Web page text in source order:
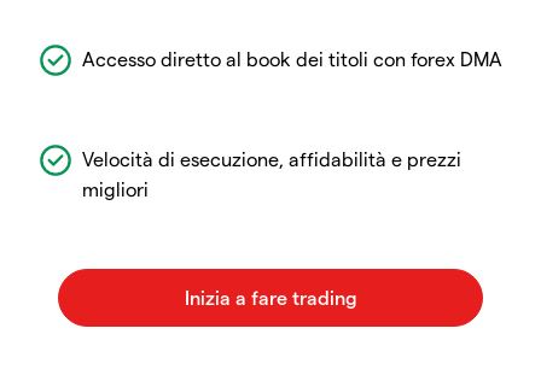
Accesso diretto al book dei titoli con forex DMA
Velocità di esecuzione, affidabilità e prezzi
migliori